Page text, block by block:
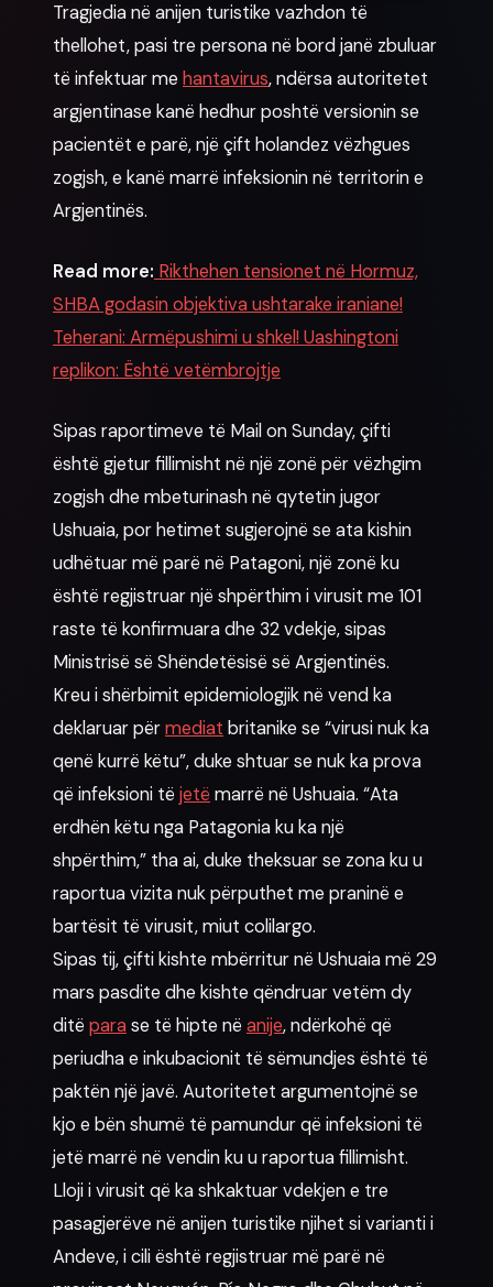
Tragjedia në anijen turistike vazhdon të
thellohet, pasi tre persona në bord janë zbuluar
të infektuar me hantavirus, ndërsa autoritetet
argjentinase kanë hedhur poshtë versionin se
pacientët e parë, një çift holandez vëzhgues
zogjsh, e kanë marrë infeksionin në territorin e
Argjentinës.
Read more: Rikthehen tensionet në Hormuz,
SHBA godasin objektiva ushtarake iraniane!
Teherani: Armëpushimi u shkel! Uashingtoni
replikon: Është vetëmbrojtje
Sipas raportimeve të Mail on Sunday, çifti
është gjetur fillimisht në një zonë për vëzhgim
zogjsh dhe mbeturinash në qytetin jugor
Ushuaia, por hetimet sugjerojnë se ata kishin
udhëtuar më parë në Patagoni, një zonë ku
është regjistruar një shpërthim i virusit me 101
raste të konfirmuara dhe 32 vdekje, sipas
Ministrisë së Shëndetësisë së Argjentinës.
Kreu i shërbimit epidemiologjik në vend ka
deklaruar përmediat britanike se “virusi nuk ka
qenë kurrë këtu”, duke shtuar se nuk ka prova
që infeksioni të jetë marrë në Ushuaia. “Ata
erdhën këtu nga Patagonia ku ka një
shpërthim,” tha ai, duke theksuar se zona ku u
raportua vizita nuk përputhet me praninë e
bartësit të virusit, miut colilargo.
Sipas tij, çifti kishte mbërritur në Ushuaia më 29
mars pasdite dhe kishte qëndruar vetëm dy
ditë parase të hipte në anije, ndërkohë që
periudha e inkubacionit të sëmundjes është të
paktën një javë. Autoritetet argumentojnë se
kjo e bën shumë të pamundur që infeksioni të
jetë marrë në vendin ku u raportua fillimisht.
Lloji i virusit që ka shkaktuar vdekjen e tre
pasagjerëve në anijen turistike njihet si varianti i
Andeve, i cili është regjistruar më parë në